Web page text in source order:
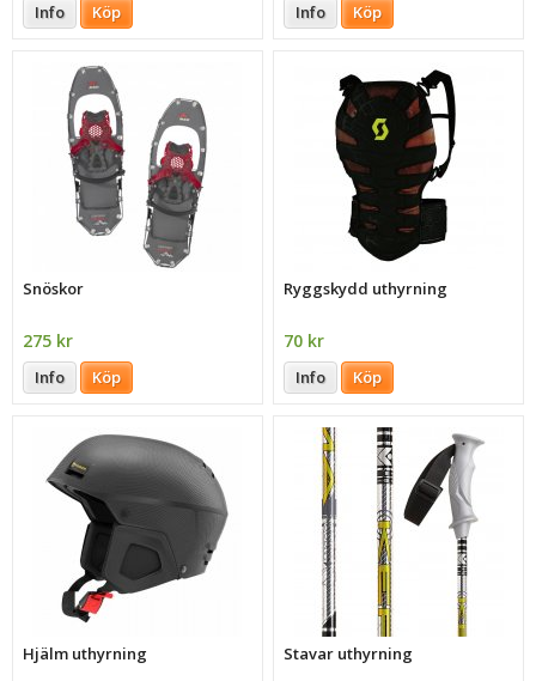
Info Köp Info Köp
Snöskor
275 kr
Info Köp
Ryggskydd uthyrning
70 kr
Info Köp
Hjälm uthyrning Stavar uthyrning